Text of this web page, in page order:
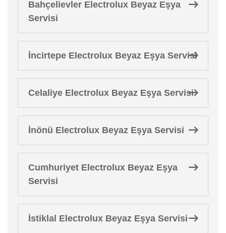
Bahçelievler Electrolux Beyaz Eşya
Servisi
İncirtepe Electrolux Beyaz Eşya Servisi
Celaliye Electrolux Beyaz Eşya Servisi
İnönü Electrolux Beyaz Eşya Servisi
Cumhuriyet Electrolux Beyaz Eşya
Servisi
İstiklal Electrolux Beyaz Eşya Servisi